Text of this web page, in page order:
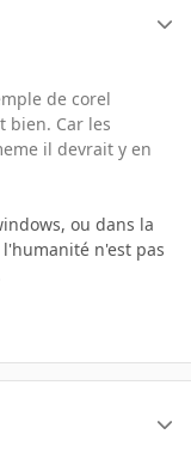
de corel
bien. Car les
il devrait y en
ou dans la
n'est pas